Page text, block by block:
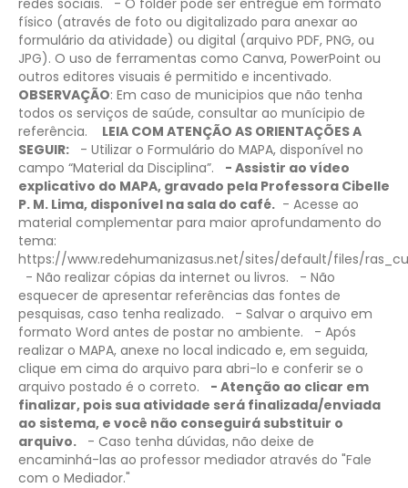
físico (através de foto ou digitalizado para anexar ao
formulário da atividade) ou digital (arquivo PDF, PNG, ou
JPG). O uso de ferramentas como Canva, PowerPoint ou
outros editores visuais é permitido e incentivado.
OBSERVAÇÃO: Em caso de municipios que não tenha
todos os serviços de saúde, consultar ao munícipio de
referência.
LEIA COM ATENÇÃO AS ORIENTAÇÕES A
SEGUIR:
- Utilizar o Formulário do MAPA, disponível no
campo “Material da Disciplina”.
- Assistir ao vídeo
explicativo do MAPA, gravado pela Professora Cibelle
P. M. Lima, disponível na sala do café. ​- Acesse ao
material complementar para maior aprofundamento do
tema:
https://www.redehumanizasus.net/sites/default/files/
- Não realizar cópias da internet ou livros.
- Não
esquecer de apresentar referências das fontes de
pesquisas, caso tenha realizado.
- Salvar o arquivo em
formato Word antes de postar no ambiente.
- Após
realizar o MAPA, anexe no local indicado e, em seguida,
clique em cima do arquivo para abri-lo e conferir se o
arquivo postado é o correto.
- Atenção ao clicar em
finalizar, pois sua atividade será finalizada/enviada
ao sistema, e você não conseguirá substituir o
arquivo.
- Caso tenha dúvidas, não deixe de
encaminhá-las ao professor mediador através do "Fale
com o Mediador."